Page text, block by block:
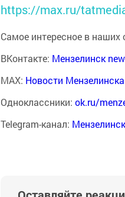
https://max.ru/
Самое интересное в наших
ВКонтакте: Мензелинск
MAX: Новости
Одноклассники: ok.ru/
Telegram-канал: